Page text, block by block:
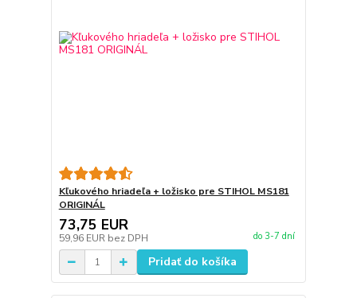
Kľukového hriadeľa + ložisko pre STIHOL MS181
ORIGINÁL
73,75 EUR
59,96 EUR bez DPH do 3-7 dní
Pridať do košíka